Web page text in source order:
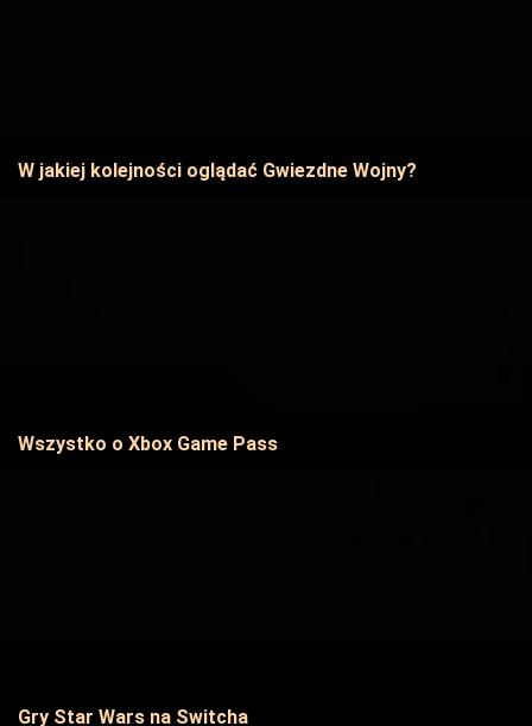
W jakiej kolejności oglądać Gwiezdne Wojny?
Wszystko o Xbox Game Pass
Gry Star Wars na Switcha